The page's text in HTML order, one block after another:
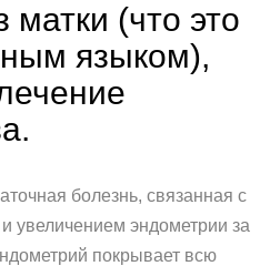
(что это
языком),
болезнь, связанная с
увеличением эндометрии за
покрывает всю